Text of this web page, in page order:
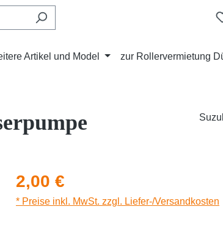
Artikel und Model zur Rollervermietung
Regulärer Preis:
2,00 €
* Preise inkl. MwSt. zzgl. Liefer-/Versandkosten